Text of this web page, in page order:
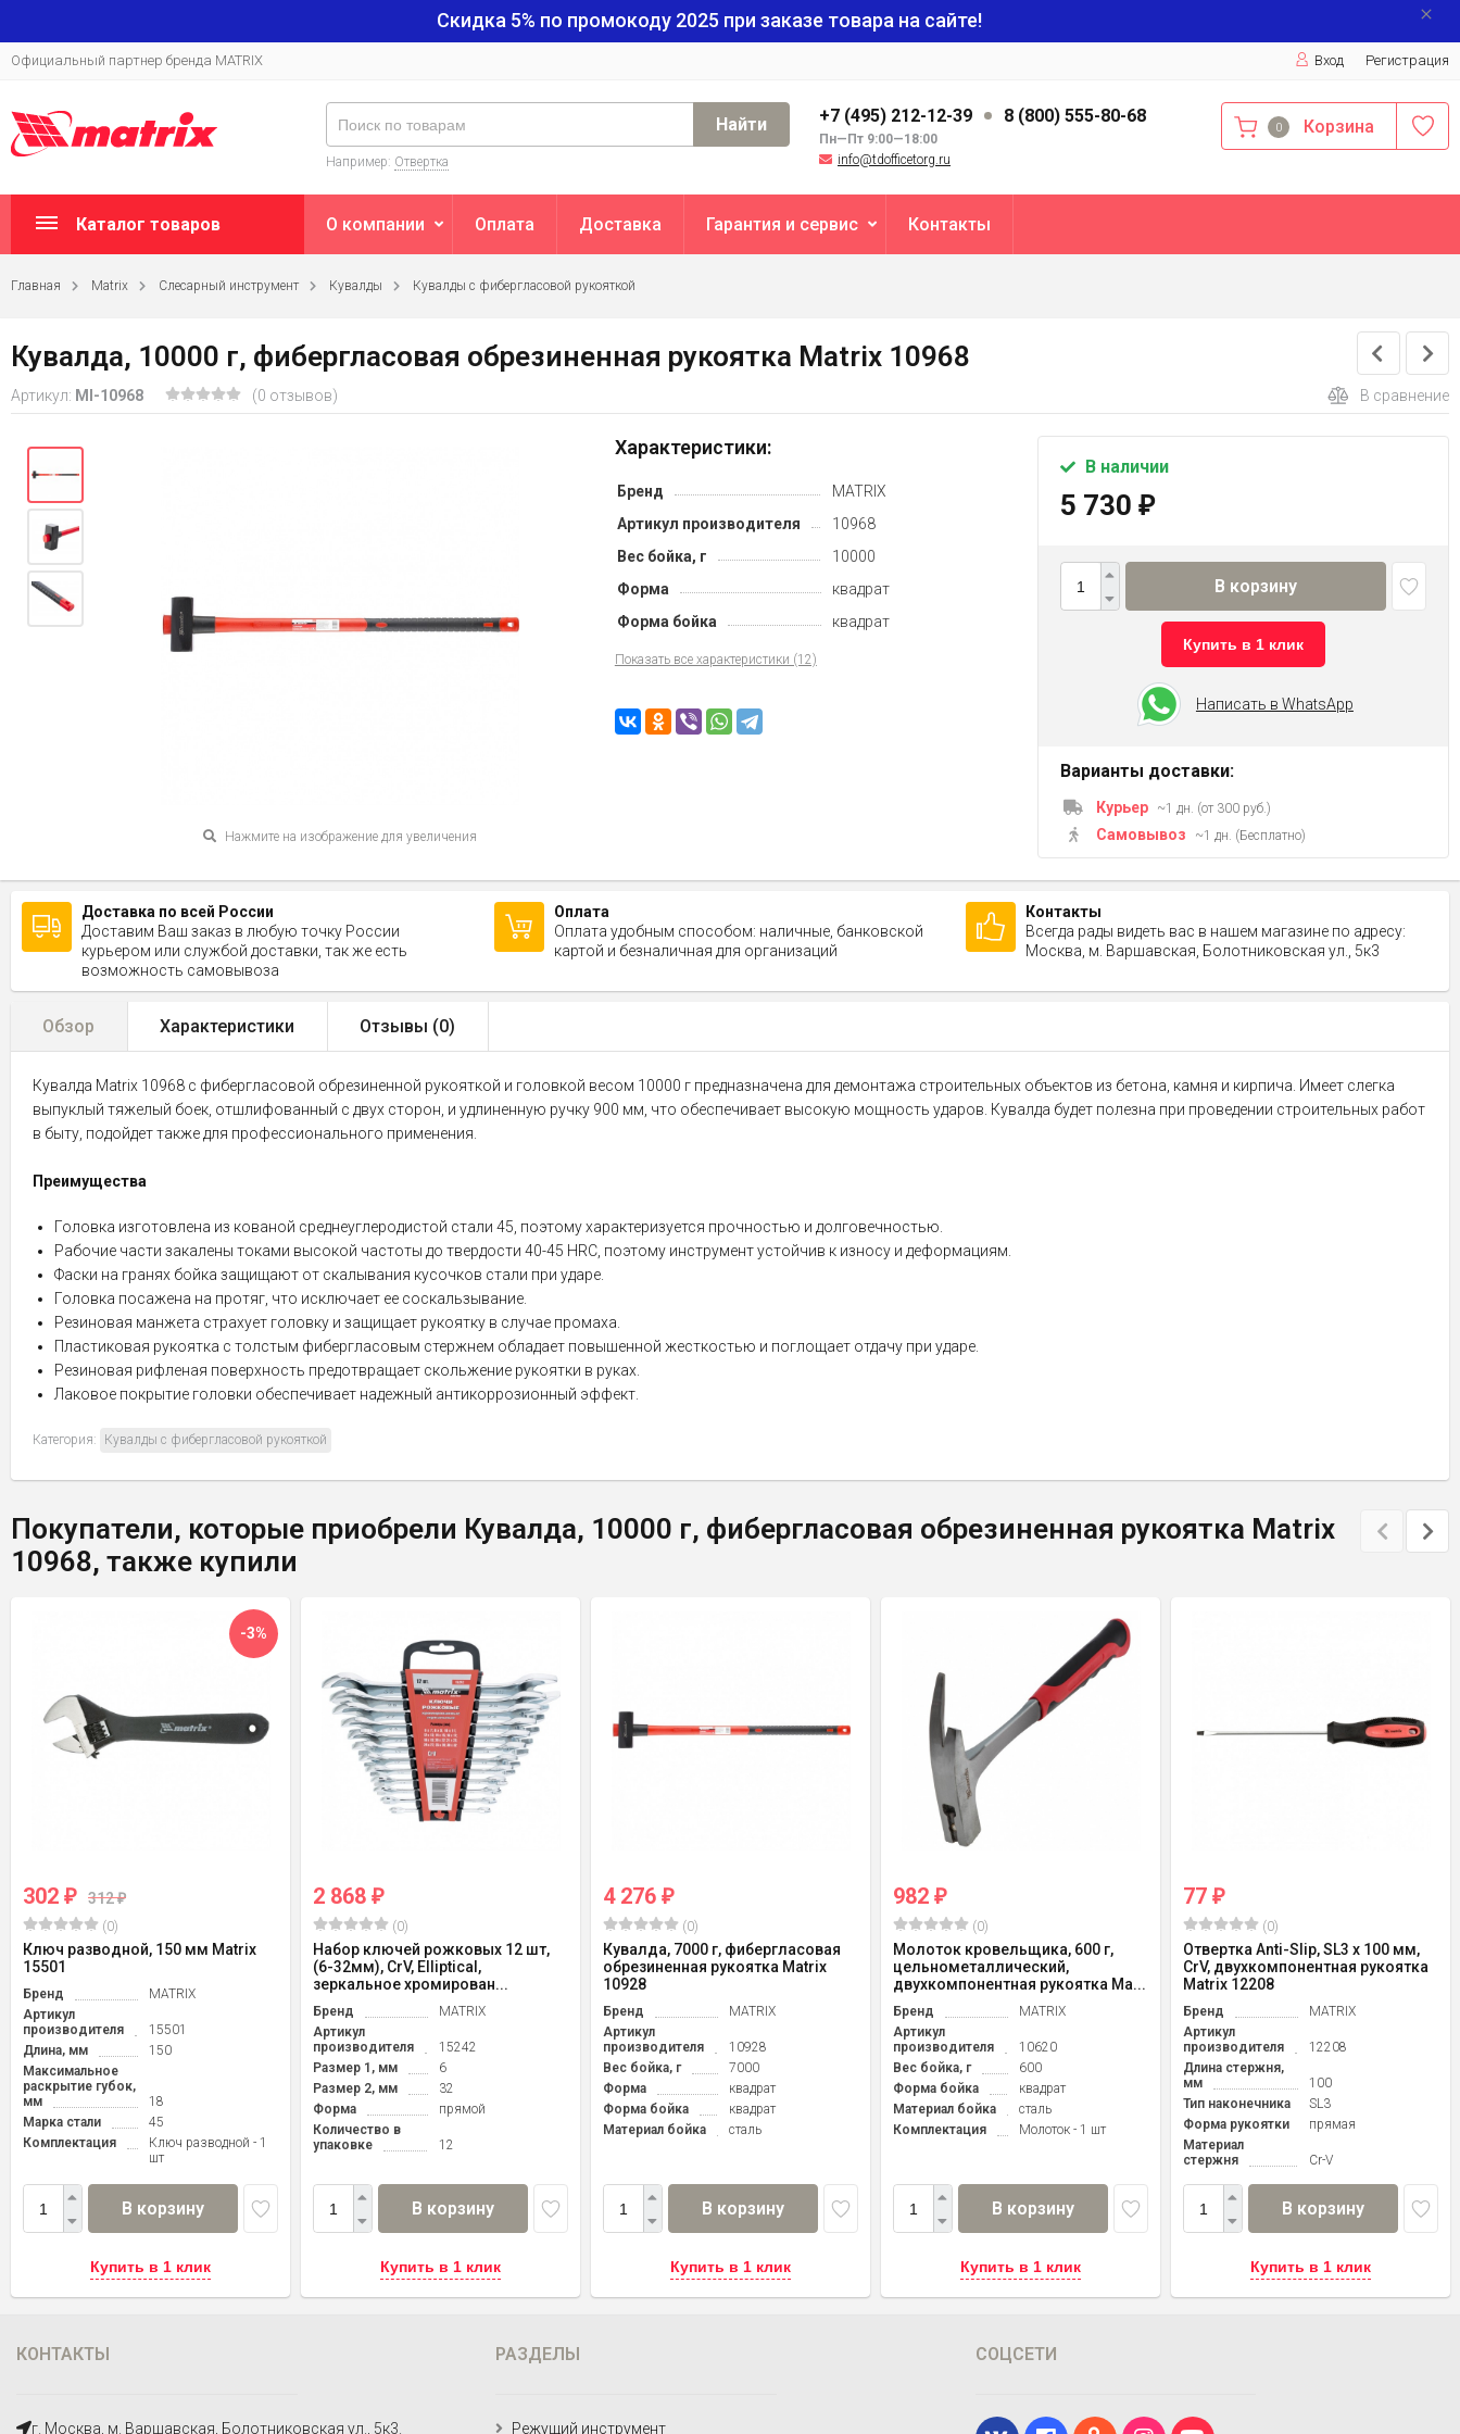
Скидка 5% по промокоду 2025 при заказе товара на сайте!
Официальный партнер бренда MATRIX Вход Регистрация
+7 (495) 212-12-39 8 (800) 555-80-68
Пн—Пт 9:00—18:00
info@tdofficetorg.ru
Найти
Например: Отвертка
0 Корзина
Каталог товаров О компании Оплата Доставка Гарантия и сервис Контакты
Главная Matrix Слесарный инструмент Кувалды Кувалды с фибергласовой рукояткой
Кувалда, 10000 г, фибергласовая обрезиненная рукоятка Matrix 10968
Артикул: MI-10968 (0 отзывов) В сравнение
Нажмите на изображение для увеличения
Характеристики:
Бренд
MATRIX
Артикул производителя
10968
Вес бойка, г
10000
Форма
квадрат
Форма бойка
квадрат
Показать все характеристики (12)
В наличии
5 730 ₽
В корзину
Купить в 1 клик
Написать в WhatsApp
Варианты доставки:
Курьер ~1 дн. (от 300 руб.)
Самовывоз ~1 дн. (Бесплатно)
Доставка по всей России
Доставим Ваш заказ в любую точку России
курьером или службой доставки, так же есть
возможность самовывоза
Оплата
Оплата удобным способом: наличные, банковской
картой и безналичная для организаций
Контакты
Всегда рады видеть вас в нашем магазине по адресу:
Москва, м. Варшавская, Болотниковская ул., 5к3
Обзор Характеристики Отзывы (0)
Кувалда Matrix 10968 с фибергласовой обрезиненной рукояткой и головкой весом 10000 г предназначена для демонтажа строительных объектов из бетона, камня и кирпича. Имеет слегка
выпуклый тяжелый боек, отшлифованный с двух сторон, и удлиненную ручку 900 мм, что обеспечивает высокую мощность ударов. Кувалда будет полезна при проведении строительных работ
в быту, подойдет также для профессионального применения.
Преимущества
Головка изготовлена из кованой среднеуглеродистой стали 45, поэтому характеризуется прочностью и долговечностью.
Рабочие части закалены токами высокой частоты до твердости 40-45 HRC, поэтому инструмент устойчив к износу и деформациям.
Фаски на гранях бойка защищают от скалывания кусочков стали при ударе.
Головка посажена на протяг, что исключает ее соскальзывание.
Резиновая манжета страхует головку и защищает рукоятку в случае промаха.
Пластиковая рукоятка с толстым фибергласовым стержнем обладает повышенной жесткостью и поглощает отдачу при ударе.
Резиновая рифленая поверхность предотвращает скольжение рукоятки в руках.
Лаковое покрытие головки обеспечивает надежный антикоррозионный эффект.
Категория: Кувалды с фибергласовой рукояткой
Покупатели, которые приобрели Кувалда, 10000 г, фибергласовая обрезиненная рукоятка Matrix
10968, также купили
-3%
302 ₽ 312₽
(0)
Ключ разводной, 150 мм Matrix
15501
Бренд
MATRIX
Артикул
производителя
15501
Длина, мм
150
Максимальное
раскрытие губок,
мм
18
Марка стали
45
Комплектация
Ключ разводной - 1
шт
В корзину
Купить в 1 клик
2 868 ₽
(0)
Набор ключей рожковых 12 шт,
(6-32мм), CrV, Elliptical,
зеркальное хромирован...
Бренд
MATRIX
Артикул
производителя
15242
Размер 1, мм
6
Размер 2, мм
32
Форма
прямой
Количество в
упаковке
12
В корзину
Купить в 1 клик
4 276 ₽
(0)
Кувалда, 7000 г, фибергласовая
обрезиненная рукоятка Matrix
10928
Бренд
MATRIX
Артикул
производителя
10928
Вес бойка, г
7000
Форма
квадрат
Форма бойка
квадрат
Материал бойка
сталь
В корзину
Купить в 1 клик
982 ₽
(0)
Молоток кровельщика, 600 г,
цельнометаллический,
двухкомпонентная рукоятка Ma...
Бренд
MATRIX
Артикул
производителя
10620
Вес бойка, г
600
Форма бойка
квадрат
Материал бойка
сталь
Комплектация
Молоток - 1 шт
В корзину
Купить в 1 клик
77 ₽
(0)
Отвертка Anti-Slip, SL3 х 100 мм,
CrV, двухкомпонентная рукоятка
Matrix 12208
Бренд
MATRIX
Артикул
производителя
12208
Длина стержня,
мм
100
Тип наконечника
SL3
Форма рукоятки
прямая
Материал
стержня
Cr-V
В корзину
Купить в 1 клик
КОНТАКТЫ
г. Москва, м. Варшавская, Болотниковская ул., 5к3.
РАЗДЕЛЫ
Режущий инструмент
СОЦСЕТИ